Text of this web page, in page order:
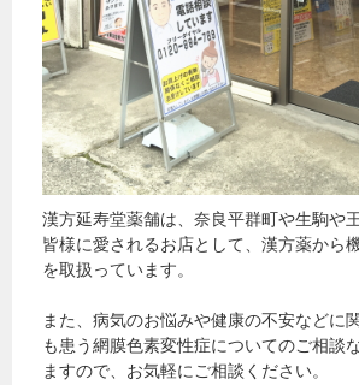
漢方延寿堂薬舗は、奈良平群町や生駒や
皆様に愛されるお店として、漢方薬から
を取扱っています。
また、病気のお悩みや健康の不安などに
も患う網膜色素変性症についてのご相談
ますので、お気軽にご相談ください。